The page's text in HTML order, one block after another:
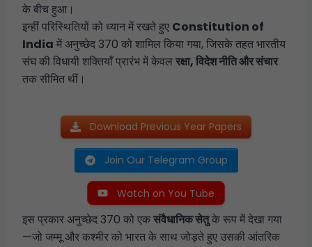
के बीच हुआ।
इन्हीं परिस्थितियों को ध्यान में रखते हुए Constitution of
India में अनुच्छेद 370 को शामिल किया गया, जिसके तहत भारतीय
संघ की विधायी शक्तियाँ प्रारंभ में केवलरक्षा, विदेश नीति और संचार
तक सीमित थीं।
Download Previous Year Papers
Join Our Telegram Group
Watch on You Tube
इस प्रकार अनुच्छेद 370 को एकसंवैधानिक सेतुके रूप में देखा गया
—जो जम्मू और कश्मीर को भारत के साथ जोड़ते हुए उसकी आंतरिक